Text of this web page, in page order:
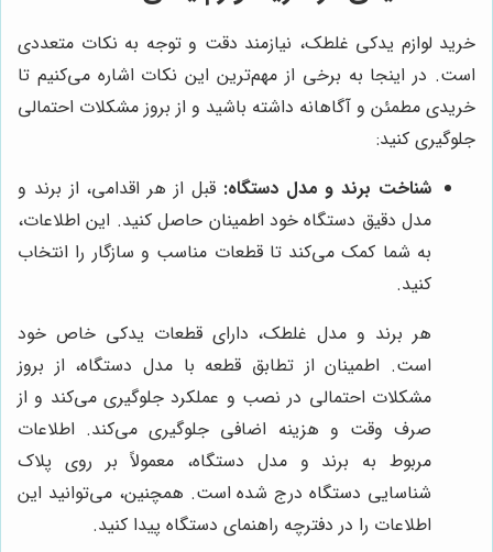
خرید لوازم یدکی غلطک، نیازمند دقت و توجه به نکات متعددی
است. در اینجا به برخی از مهم‌ترین این نکات اشاره می‌کنیم تا
خریدی مطمئن و آگاهانه داشته باشید و از بروز مشکلات احتمالی
جلوگیری کنید:
شناخت برند و مدل دستگاه: قبل از هر اقدامی، از برند و
مدل دقیق دستگاه خود اطمینان حاصل کنید. این اطلاعات،
به شما کمک می‌کند تا قطعات مناسب و سازگار را انتخاب
کنید.
هر برند و مدل غلطک، دارای قطعات یدکی خاص خود
است. اطمینان از تطابق قطعه با مدل دستگاه، از بروز
مشکلات احتمالی در نصب و عملکرد جلوگیری می‌کند و از
صرف وقت و هزینه اضافی جلوگیری می‌کند. اطلاعات
مربوط به برند و مدل دستگاه، معمولاً بر روی پلاک
شناسایی دستگاه درج شده است. همچنین، می‌توانید این
اطلاعات را در دفترچه راهنمای دستگاه پیدا کنید.